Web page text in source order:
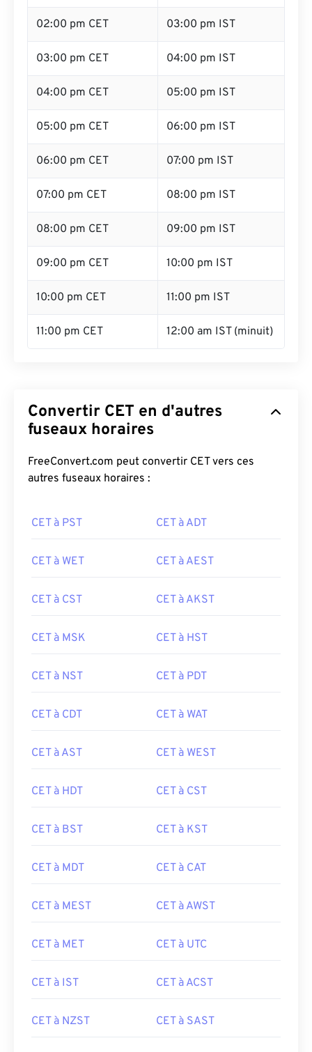
02:00 pm CET 03:00 pm IST
03:00 pm CET 04:00 pm IST
04:00 pm CET 05:00 pm IST
05:00 pm CET 06:00 pm IST
06:00 pm CET 07:00 pm IST
07:00 pm CET 08:00 pm IST
08:00 pm CET 09:00 pm IST
09:00 pm CET 10:00 pm IST
10:00 pm CET 11:00 pm IST
11:00 pm CET 12:00 am IST (minuit)
Convertir CET en d'autres
fuseaux horaires
FreeConvert.com peut convertir CET vers ces
autres fuseaux horaires :
CET à PST CET à ADT
CET à WET CET à AEST
CET à CST CET à AKST
CET à MSK CET à HST
CET à NST CET à PDT
CET à CDT CET à WAT
CET à AST CET à WEST
CET à HDT CET à CST
CET à BST CET à KST
CET à MDT CET à CAT
CET à MEST CET à AWST
CET à MET CET à UTC
CET à IST CET à ACST
CET à NZST CET à SAST